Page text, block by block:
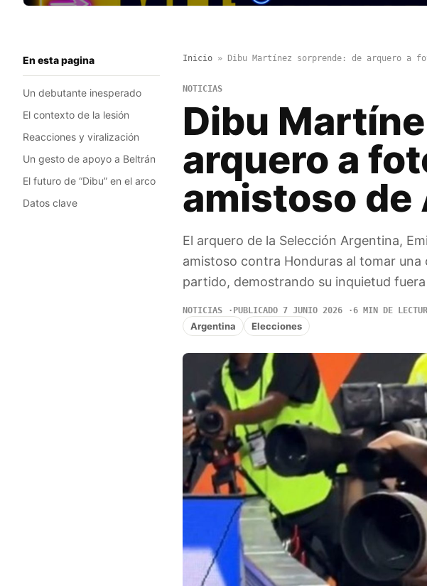
En esta pagina
Un debutante inesperado
El contexto de la lesión
Reacciones y viralización
Un gesto de apoyo a Beltrán
El futuro de “Dibu” en el arco
Datos clave
Inicio» Dibu Martínez sorprende: de arquero a
NOTICIAS
Dibu
arquero a
amistoso de
El arquero de la Selección Argentina,
amistoso contra Honduras al tomar
partido, demostrando su inquietud
NOTICIAS PUBLICADO 7 JUNIO 2026 6 MIN DE
Argentina Elecciones